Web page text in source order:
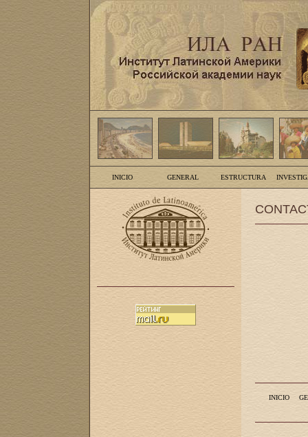
INICIO GENERAL ESTRUCTURA
INICIO